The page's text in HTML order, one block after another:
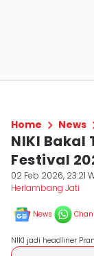
Home News
NIKI Bakal
Festival
02 Feb 2026, 23:21
Herlambang Jati
News
NIKI jadi headliner